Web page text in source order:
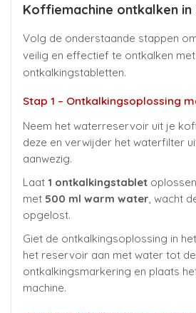
Koffiemachine ontkalken in
Volg de onderstaande stappen
veilig en effectief te ontkalken met
ontkalkingstabletten.
Stap 1 – Ontkalkingsoplossing
Neem het waterreservoir uit je
deze en verwijder het waterfilter
aanwezig.
Laat 1 ontkalkingstablet
met 500 ml warm water , wacht
opgelost.
Giet de ontkalkingsoplossing in
het reservoir aan met water tot de
ontkalkingsmarkering en plaats
machine.